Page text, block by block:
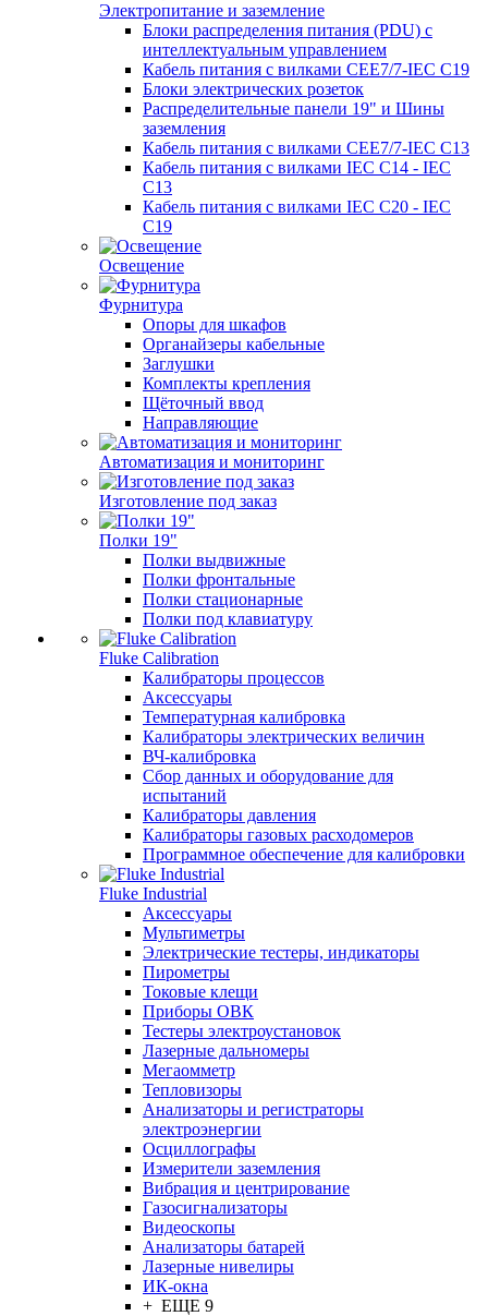
Электропитание и заземление
Блоки распределения питания (PDU) с
интеллектуальным управлением
Кабель питания с вилками CEE7/7-IEC C19
Блоки электрических розеток
Распределительные панели 19" и Шины
заземления
Кабель питания с вилками CEE7/7-IEC C13
Кабель питания с вилками IEC C14 - IEC
C13
Кабель питания с вилками IEC C20 - IEC
C19
Освещение
Фурнитура
Опоры для шкафов
Органайзеры кабельные
Заглушки
Комплекты крепления
Щёточный ввод
Направляющие
Автоматизация и мониторинг
Изготовление под заказ
Полки 19"
Полки выдвижные
Полки фронтальные
Полки стационарные
Полки под клавиатуру
Fluke Calibration
Калибраторы процессов
Аксессуары
Температурная калибровка
Калибраторы электрических величин
ВЧ-калибровка
Сбор данных и оборудование для
испытаний
Калибраторы давления
Калибраторы газовых расходомеров
Программное обеспечение для калибровки
Fluke Industrial
Аксессуары
Мультиметры
Электрические тестеры, индикаторы
Пирометры
Токовые клещи
Приборы ОВК
Тестеры электроустановок
Лазерные дальномеры
Мегаомметр
Тепловизоры
Анализаторы и регистраторы
электроэнергии
Осциллографы
Измерители заземления
Вибрация и центрирование
Газосигнализаторы
Видеоскопы
Анализаторы батарей
Лазерные нивелиры
ИК-окна
+ ЕЩЕ 9